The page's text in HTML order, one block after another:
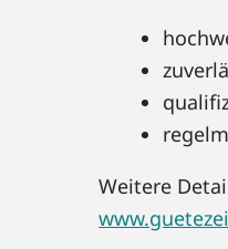
Weitere